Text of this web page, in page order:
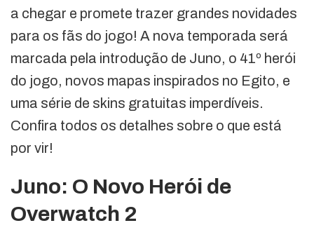
a chegar e promete trazer grandes novidades
para os fãs do jogo! A nova temporada será
marcada pela introdução de Juno, o 41º herói
do jogo, novos mapas inspirados no Egito, e
uma série de skins gratuitas imperdíveis.
Confira todos os detalhes sobre o que está
por vir!
Juno: O Novo Herói de
Overwatch 2